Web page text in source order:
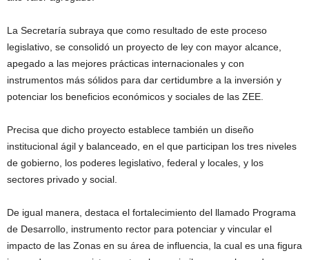
La Secretaría subraya que como resultado de este proceso
legislativo, se consolidó un proyecto de ley con mayor alcance,
apegado a las mejores prácticas internacionales y con
instrumentos más sólidos para dar certidumbre a la inversión y
potenciar los beneficios económicos y sociales de las ZEE.
Precisa que dicho proyecto establece también un diseño
institucional ágil y balanceado, en el que participan los tres niveles
de gobierno, los poderes legislativo, federal y locales, y los
sectores privado y social.
De igual manera, destaca el fortalecimiento del llamado Programa
de Desarrollo, instrumento rector para potenciar y vincular el
impacto de las Zonas en su área de influencia, la cual es una figura